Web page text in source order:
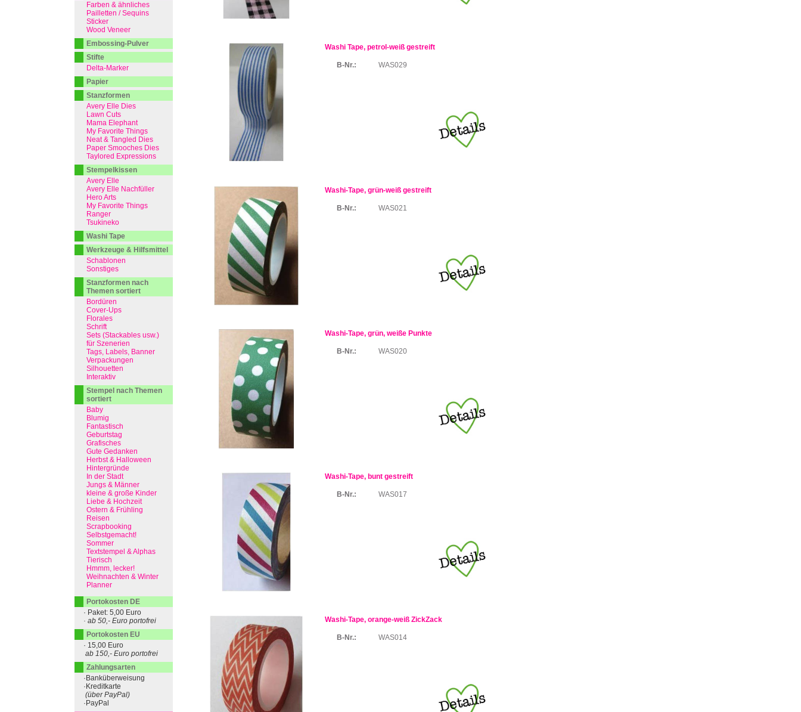
Washi Tape, petrol-weiß gestreift
B-Nr.: WAS029
Washi-Tape, grün-weiß gestreift
B-Nr.: WAS021
Washi-Tape, grün, weiße Punkte
B-Nr.: WAS020
Washi-Tape, bunt gestreift
B-Nr.: WAS017
Washi-Tape, orange-weiß ZickZack
B-Nr.: WAS014
Farben & ähnliches
Pailletten / Sequins
Sticker
Wood Veneer
Embossing-Pulver
Stifte
Delta-Marker
Papier
Stanzformen
Avery Elle Dies
Lawn Cuts
Mama Elephant
My Favorite Things
Neat & Tangled Dies
Paper Smooches Dies
Taylored Expressions
Stempelkissen
Avery Elle
Avery Elle Nachfüller
Hero Arts
My Favorite Things
Ranger
Tsukineko
Washi Tape
Werkzeuge & Hilfsmittel
Schablonen
Sonstiges
Stanzformen nach
Themen sortiert
Bordüren
Cover-Ups
Florales
Schrift
Sets (Stackables usw.)
für Szenerien
Tags, Labels, Banner
Verpackungen
Silhouetten
Interaktiv
Stempel nach Themen
sortiert
Baby
Blumig
Fantastisch
Geburtstag
Grafisches
Gute Gedanken
Herbst & Halloween
Hintergründe
In der Stadt
Jungs & Männer
kleine & große Kinder
Liebe & Hochzeit
Ostern & Frühling
Reisen
Scrapbooking
Selbstgemacht!
Sommer
Textstempel & Alphas
Tierisch
Hmmm, lecker!
Weihnachten & Winter
Planner
Portokosten DE
· Paket: 5,00 Euro
· ab 50,- Euro portofrei
Portokosten EU
· 15,00 Euro
ab 150,- Euro portofrei
Zahlungsarten
·Banküberweisung
·Kreditkarte
(über PayPal)
·PayPal